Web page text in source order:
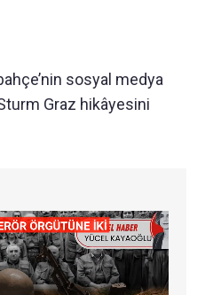
sosyal medya
Graz hikâyesini